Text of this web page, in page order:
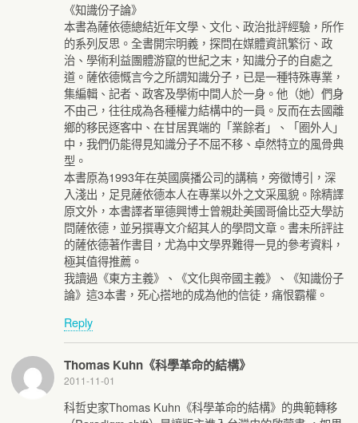
《知識份子論》
本書為薩依德總結近年文學、文化、政治批評經驗，所作
的系列反思。全書開宗明義，探問在媒體資訊繁衍、政
治、學術利益團體游竄的世紀之末，知識分子的自處之
道。薩依德慨言今之所謂知識分子，已是一種特殊專業，
集編輯、記者、政客及學術中間人於一身。他（她）們身
不由己，往往成為各種權力結構中的一員。反而在去國離
鄉的移民逐客中、在甘居異端的「業餘者」、「圈外人」
中，我們仍能得見知識分子不屈不移、卓然特立的風骨典
型。
本書原為1993年在英國廣播公司的講稿，旁徵博引，深
入淺出，足見薩依德本人在專業以外之文采風貌。除精譯
原文外，本書譯者單德興博士曾親赴美國哥倫比亞大學訪
問薩依德，並另撰專文介紹其人的學問文章。書未所評註
的薩依德著作書目，尤為中文學界難得一見的參考資料，
極其值得推薦。
我讀過《東方主義》、《文化與帝國主義》、《知識份子
論》這3本書，死心搭地的成為他的信徒，痛恨霸權。
Reply
Thomas Kuhn《科學革命的結構》
2011-11-01
科哲史家Thomas Kuhn《科學革命的結構》的典範轉移